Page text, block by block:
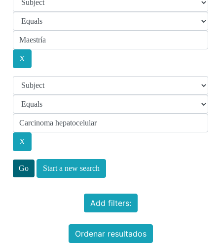
Start a new search
Add filters:
Ordenar resultados